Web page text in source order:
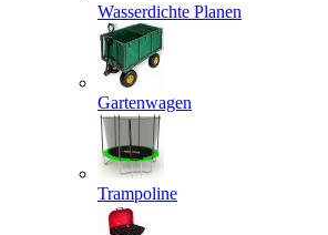
Wasserdichte Planen
Gartenwagen
Trampoline